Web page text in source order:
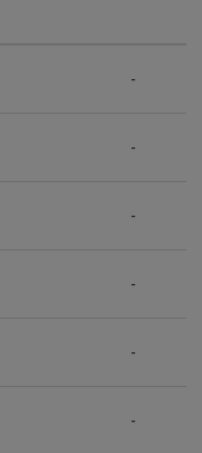
-
-
-
-
-
-